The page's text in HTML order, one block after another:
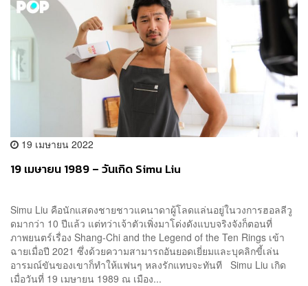
19 เมษายน 2022
19 เมษายน 1989 – วันเกิด Simu Liu
Simu Liu คือนักแสดงชายชาวแคนาดาผู้โลดแล่นอยู่ในวงการฮอลลีวู
ดมากว่า 10 ปีแล้ว แต่ทว่าเจ้าตัวเพิ่งมาโด่งดังแบบจริงจังก็ตอนที่
ภาพยนตร์เรื่อง Shang-Chi and the Legend of the Ten Rings เข้า
ฉายเมื่อปี 2021 ซึ่งด้วยความสามารถอันยอดเยี่ยมและบุคลิกขี้เล่น
อารมณ์ขันของเขาก็ทำให้แฟนๆ หลงรักแทบจะทันที Simu Liu เกิด
เมื่อวันที่ 19 เมษายน 1989 ณ เมือง...